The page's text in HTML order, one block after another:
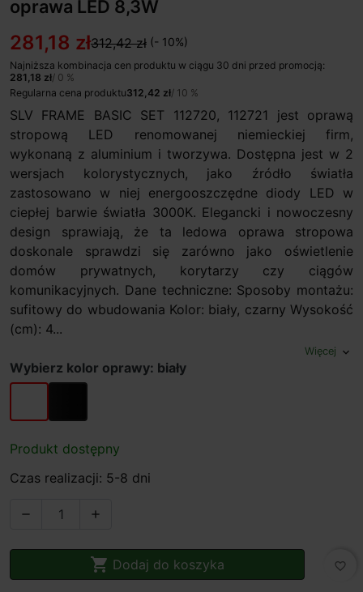
oprawa LED 8,3W
281,18 zł312,42 zł (- 10%)
Najniższa kombinacja cen produktu w ciągu 30 dni przed promocją:
281,18 zł/ 0 %
Regularna cena produktu312,42 zł/ 10 %
SLV FRAME BASIC SET 112720, 112721 jest oprawą
stropową LED renomowanej niemieckiej firm,
wykonaną z aluminium i tworzywa. Dostępna jest w 2
wersjach kolorystycznych, jako źródło światła
zastosowano w niej energooszczędne diody LED w
ciepłej barwie światła 3000K. Elegancki i nowoczesny
design sprawiają, że ta ledowa oprawa stropowa
doskonale sprawdzi się zarówno jako oświetlenie
domów prywatnych, korytarzy czy ciągów
komunikacyjnych. Dane techniczne: Sposoby montażu:
sufitowy do wbudowania Kolor: biały, czarny Wysokość
(cm): 4...
Więcej expand_more
Wybierz kolor oprawy: biały
biały czarny
Produkt dostępny
Czas realizacji: 5-8 dni
 
 Dodaj do koszyka favorite_border